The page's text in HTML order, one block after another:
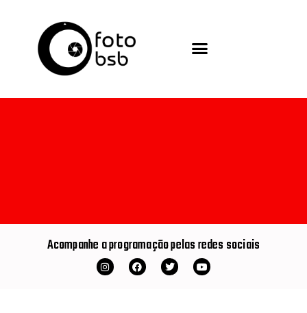
Acompanhe a programação pelas redes sociais